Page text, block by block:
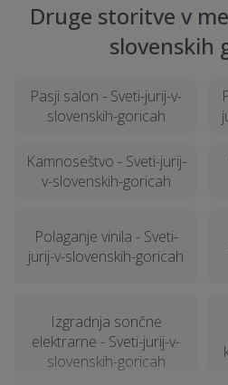
Druge storitve v
slovenskih
Pasji salon - Sveti-jurij-v-
slovenskih-goricah
Kamnoseštvo - Sveti-jurij-
v-slovenskih-goricah
Polaganje vinila - Sveti-
jurij-v-slovenskih-goricah
Izgradnja sončne
elektrarne - Sveti-jurij-v-
slovenskih-goricah